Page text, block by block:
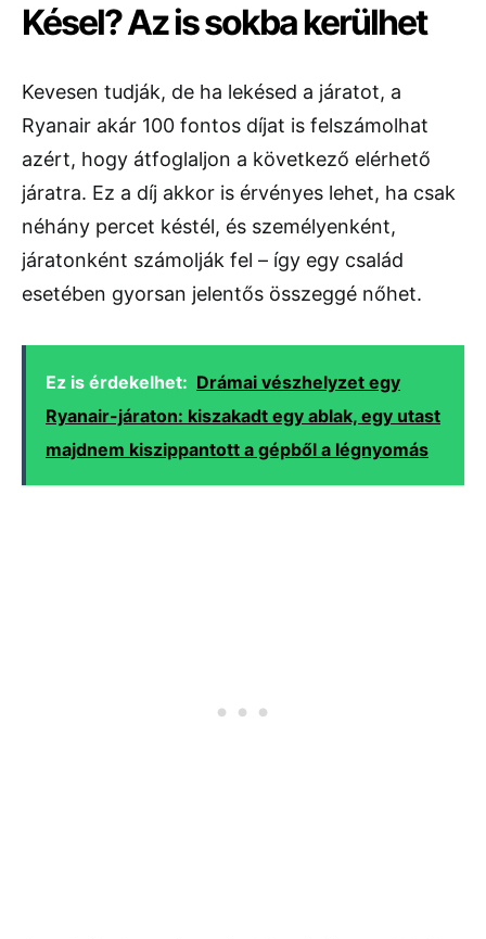
Késel? Az is sokba kerülhet
Kevesen tudják, de ha lekésed a járatot, a
Ryanair akár 100 fontos díjat is felszámolhat
azért, hogy átfoglaljon a következő elérhető
járatra. Ez a díj akkor is érvényes lehet, ha csak
néhány percet késtél, és személyenként,
járatonként számolják fel – így egy család
esetében gyorsan jelentős összeggé nőhet.
Ez is érdekelhet: Drámai vészhelyzet egy
Ryanair-járaton: kiszakadt egy ablak, egy utast
majdnem kiszippantott a gépből a légnyomás